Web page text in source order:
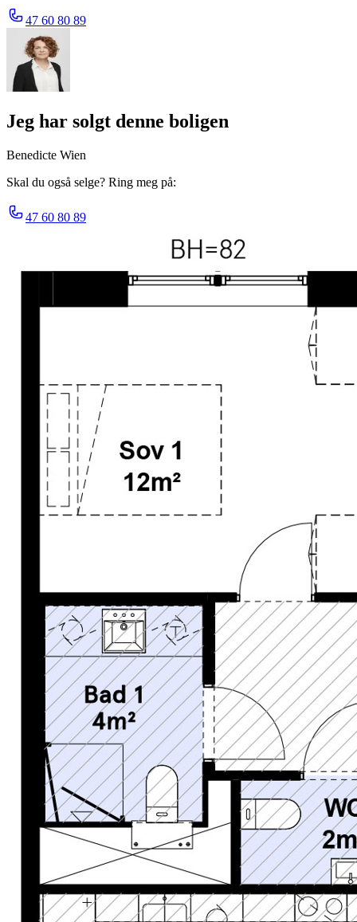
47 60 80 89
Jeg har solgt denne boligen
Benedicte Wien
Skal du også selge? Ring meg på:
47 60 80 89